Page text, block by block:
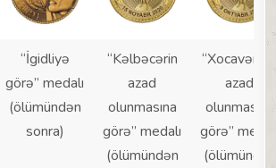
“İgidliyə
görə” medalı
(ölümündən
sonra)
“Kəlbəcərin
azad
olunmasına
görə” medalı
(ölümündən
azad
olunmasına
görə”
(ölümündən